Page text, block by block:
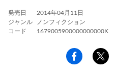
発売日
2014年04月11日
ジャンル
ノンフィクション
コード
1679005900000000000K